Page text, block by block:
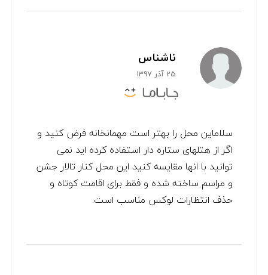
ناشناس
25 آذر 1397
سلاماین محل را بهتر است مهمانخانه فرض کنید و
اگر از هتلهای ستاره دار استفاده کرده اید نمی
توانید با انها مقایسه کنید این محل کنار تالار جشن
و مراسم ساخته شده و فقط برای اقامت کوتاه و
حذف انتظارات لوکس مناسب است.